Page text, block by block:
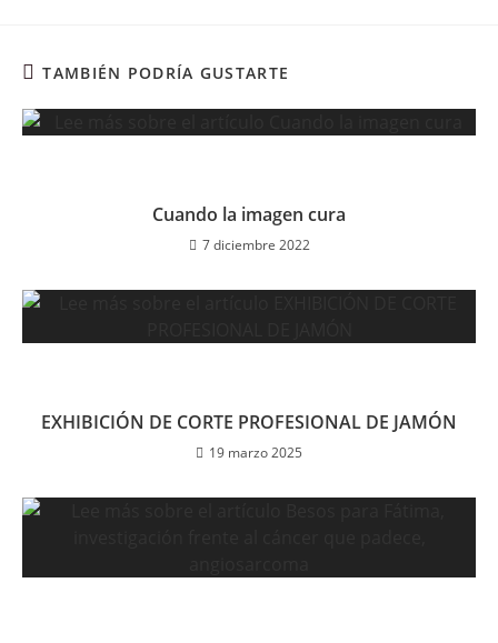
TAMBIÉN PODRÍA GUSTARTE
Cuando la imagen cura
7 diciembre 2022
EXHIBICIÓN DE CORTE PROFESIONAL DE JAMÓN
19 marzo 2025